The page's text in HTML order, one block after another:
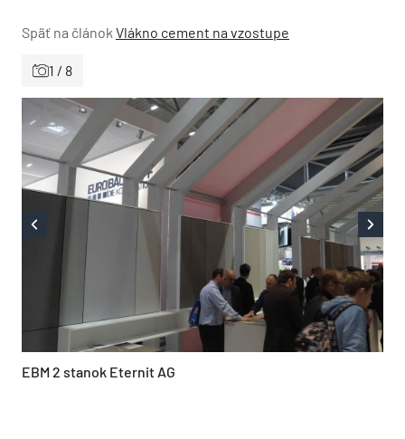
Späť na článok Vlákno cement na vzostupe
1 / 8
EBM 2 stanok Eternit AG